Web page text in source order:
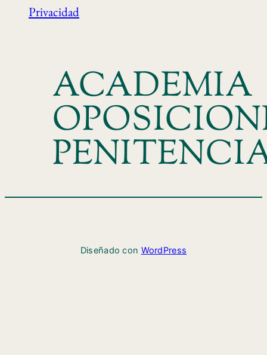
Privacidad
ACADEMIA
Diseñado con WordPress